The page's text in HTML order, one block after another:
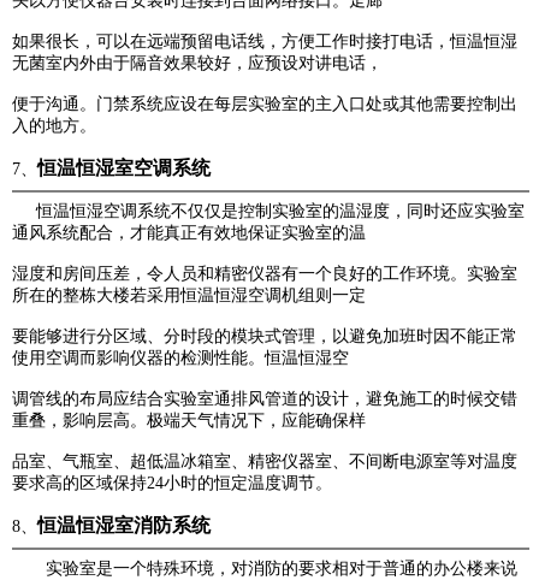
如果很长，可以在远端预留电话线，方便工作时接打电话，恒温恒湿
无菌室内外由于隔音效果较好，应预设对讲电话，
便于沟通。门禁系统应设在每层实验室的主入口处或其他需要控制出
入的地方。
7、恒温恒湿室空调系统
恒温恒湿空调系统不仅仅是控制实验室的温湿度，同时还应实验室
通风系统配合，才能真正有效地保证实验室的温
湿度和房间压差，令人员和精密仪器有一个良好的工作环境。实验室
所在的整栋大楼若采用恒温恒湿空调机组则一定
要能够进行分区域、分时段的模块式管理，以避免加班时因不能正常
使用空调而影响仪器的检测性能。恒温恒湿空
调管线的布局应结合实验室通排风管道的设计，避免施工的时候交错
重叠，影响层高。极端天气情况下，应能确保样
品室、气瓶室、超低温冰箱室、精密仪器室、不间断电源室等对温度
要求高的区域保持24小时的恒定温度调节。
8、恒温恒湿室消防系统
实验室是一个特殊环境，对消防的要求相对于普通的办公楼来说